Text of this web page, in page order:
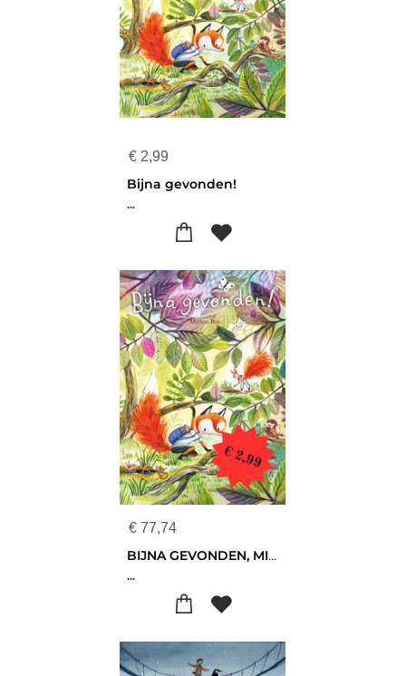
€ 2,99
Bijna gevonden!
...
€ 77,74
BIJNA GEVONDEN, MIRJAM BOS (DOOS 26 EXEMPLAREN)
...